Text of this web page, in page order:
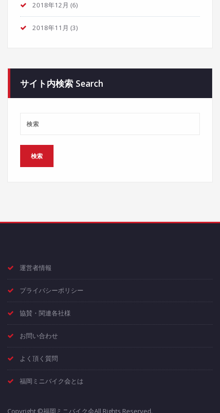
2018年12月 (6)
2018年11月 (3)
サイト内検索 Search
運営者情報
プライバシーポリシー
協賛・関連各社様
お問い合わせ
よく頂く質問
福岡ミニバイク会とは
Copyright ©福岡ミニバイク会All Rights Reserved.